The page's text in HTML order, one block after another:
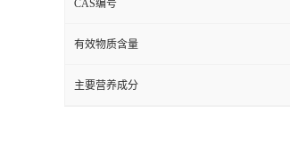
CAS编号
有效物质含量
主要营养成分